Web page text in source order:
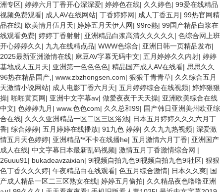
洲专区| 婷婷六月丁香开心深深爱| 婷婷色在线| 久久婷色| 99爱在线精品
视频免费观看| 成人AV在线网站| 丁香婷婷网| 成人丁香五月 | 99热官网精
品在线| 欧美情月伍月天| 婷婷五月天伊人网| 99re熱| 99国产精品白浆在
线观看免费| 婷婷丁香射射| 亚洲精品白浆高清久久久久久 | 色综合网上班
开心婷婷久久 | 九九在线精点品| WWW色综合| 亚洲日韩一页精品发布|
2025最新亚洲激情在线| 麻豆AV字幕无码中文| 五月婷婷久久内射| 婷婷
基地成人五月天| 亚洲第一色色色色| 精品国产成人AV在线看| 思思久久
96热在精品国产, | www.zbzhongsen.com| 狠狠干青青草| 久久综合五月
天激情小说网站| 成人电影丁香六月天| 五月婷婷综合在线视频| 婷婷狠狠
操| 啪啪黄页网| 亚洲中文字幕av| 做爱夜夜干天天操| 亚洲欧美综合在线
中文| 色婷婷九月 | www.色色com| 久久总和99| 国产韩日亚洲美州欧亚综
合在线| 久久久亚洲精品一区二区三区浴池| 日本五月婷婷久久久六月丁
香| 综合婷婷| 五月婷婷在线播放| 91九色 婷婷| 久久九九热视频| 深爱激
情五月天色婷婷| 亚洲精品**不卡在线播he| 五月激情六月丁香| 亚洲国产
成人在线| 中文字幕日本最新乱码视频| 激情五月丁香激情综合网 |
26uuu91 | bukadeavzaixian| 9l视频自拍九色9l视频自拍九色9l社区| 狠狠
色丁香久久久婷| 午夜精品白在线观看| 色五月综合激情| 日本久久爽| 国
产成人精品一区二三区熟女在线| 婷婷五月偷拍| 久久精品夜色噜噜亚洲